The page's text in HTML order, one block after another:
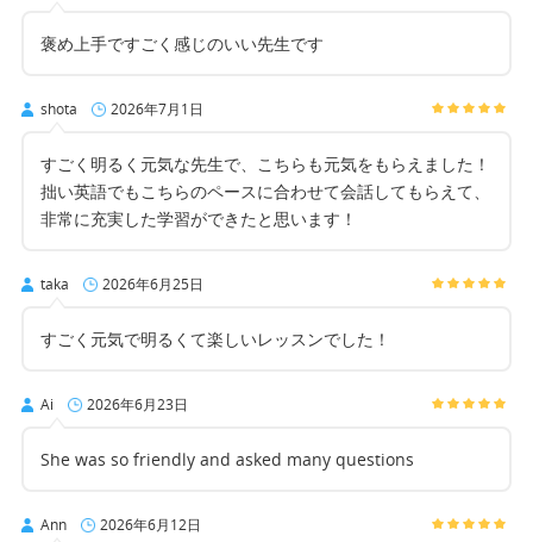
褒め上手ですごく感じのいい先生です
shota 2026年7月1日
すごく明るく元気な先生で、こちらも元気をもらえました！
拙い英語でもこちらのペースに合わせて会話してもらえて、
非常に充実した学習ができたと思います！
taka 2026年6月25日
すごく元気で明るくて楽しいレッスンでした！
Ai 2026年6月23日
She was so friendly and asked many questions
Ann 2026年6月12日